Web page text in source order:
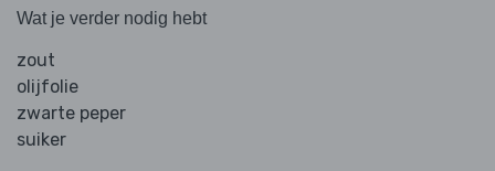
Wat je verder nodig hebt
zout
olijfolie
zwarte peper
suiker